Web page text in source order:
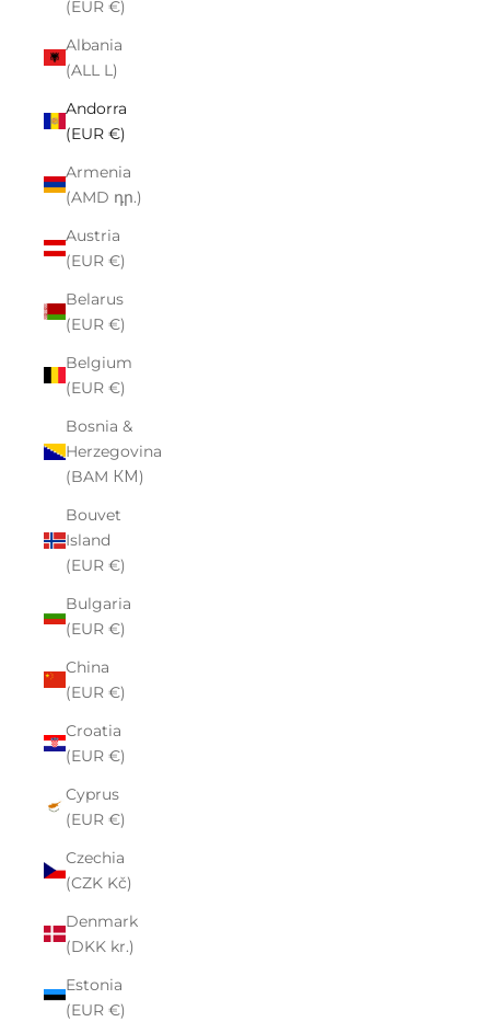
(EUR €)
Albania
(ALL L)
Andorra
(EUR €)
Armenia
(AMD դր.)
Austria
(EUR €)
Belarus
(EUR €)
Belgium
(EUR €)
Bosnia &
Herzegovina
(BAM КМ)
Bouvet
Island
(EUR €)
Bulgaria
(EUR €)
China
(EUR €)
Croatia
(EUR €)
Cyprus
(EUR €)
Czechia
(CZK Kč)
Denmark
(DKK kr.)
Estonia
(EUR €)